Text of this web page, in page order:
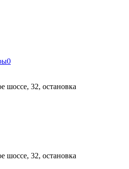
0
шоссе, 32, остановка
шоссе, 32, остановка